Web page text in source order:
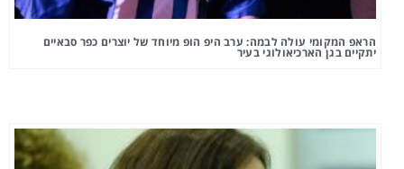
הראפ המקומי עולה לבמה: ערב היפ הופ מיוחד של יוצרים כפר סבאיים
יתקיים בגן הארכיאולוגי בעיר